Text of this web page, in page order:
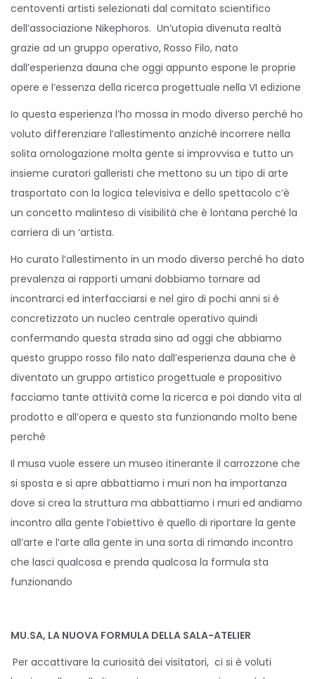
centoventi artisti selezionati dal comitato scientifico
dell’associazione Nikephoros. Un’utopia divenuta realtà
grazie ad un gruppo operativo, Rosso Filo, nato
dall’esperienza dauna che oggi appunto espone le proprie
opere e l’essenza della ricerca progettuale nella VI edizione
Io questa esperienza l’ho mossa in modo diverso perché ho
voluto differenziare l’allestimento anziché incorrere nella
solita omologazione molta gente si improvvisa e tutto un
insieme curatori galleristi che mettono su un tipo di arte
trasportato con la logica televisiva e dello spettacolo c’è
un concetto malinteso di visibilità che è lontana perché la
carriera di un ‘artista.
Ho curato l’allestimento in un modo diverso perché ho dato
prevalenza ai rapporti umani dobbiamo tornare ad
incontrarci ed interfacciarsi e nel giro di pochi anni si è
concretizzato un nucleo centrale operativo quindi
confermando questa strada sino ad oggi che abbiamo
questo gruppo rosso filo nato dall’esperienza dauna che è
diventato un gruppo artistico progettuale e propositivo
facciamo tante attività come la ricerca e poi dando vita al
prodotto e all’opera e questo sta funzionando molto bene
perché
Il musa vuole essere un museo itinerante il carrozzone che
si sposta e si apre abbattiamo i muri non ha importanza
dove si crea la struttura ma abbattiamo i muri ed andiamo
incontro alla gente l’obiettivo è quello di riportare la gente
all’arte e l’arte alla gente in una sorta di rimando incontro
che lasci qualcosa e prenda qualcosa la formula sta
funzionando
MU.SA, LA NUOVA FORMULA DELLA SALA-ATELIER
Per accattivare la curiosità dei visitatori, ci si è voluti